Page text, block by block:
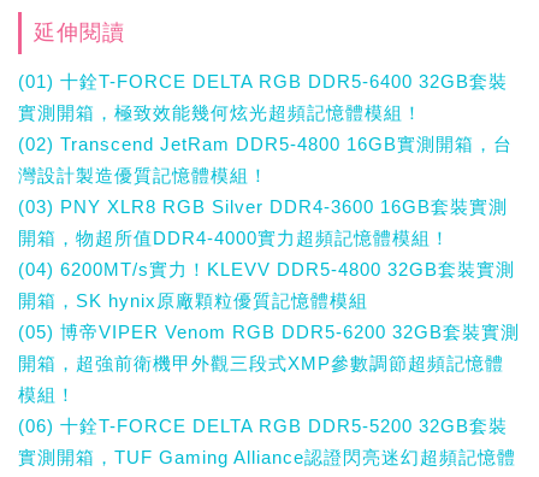
延伸閱讀
(01) 十銓T-FORCE DELTA RGB DDR5-6400 32GB套裝
實測開箱，極致效能幾何炫光超頻記憶體模組！
(02) Transcend JetRam DDR5-4800 16GB實測開箱，台
灣設計製造優質記憶體模組！
(03) PNY XLR8 RGB Silver DDR4-3600 16GB套裝實測
開箱，物超所值DDR4-4000實力超頻記憶體模組！
(04) 6200MT/s實力！KLEVV DDR5-4800 32GB套裝實測
開箱，SK hynix原廠顆粒優質記憶體模組
(05) 博帝VIPER Venom RGB DDR5-6200 32GB套裝實測
開箱，超強前衛機甲外觀三段式XMP參數調節超頻記憶體
模組！
(06) 十銓T-FORCE DELTA RGB DDR5-5200 32GB套裝
實測開箱，TUF Gaming Alliance認證閃亮迷幻超頻記憶體